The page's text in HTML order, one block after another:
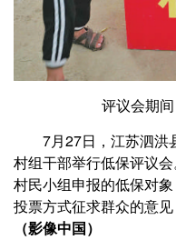
评议会期间
7月27日，江苏泗洪县
村组干部举行低保评议
村民小组申报的低保对
投票方式征求群众的意见
（影像中国）